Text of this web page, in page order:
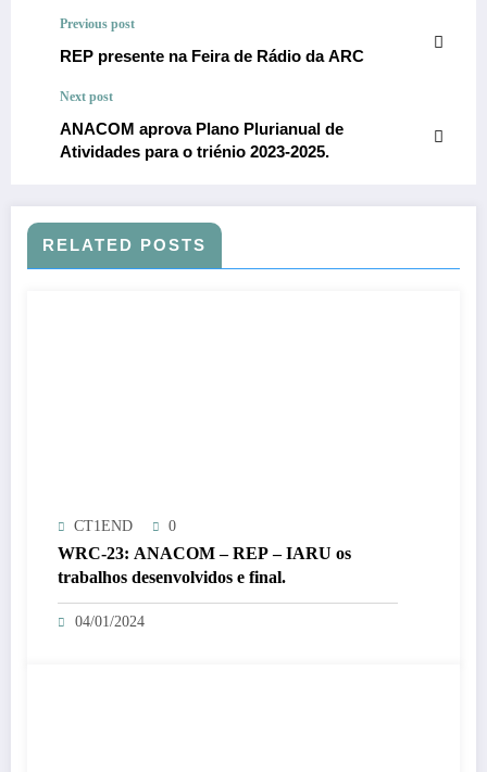
Previous post
REP presente na Feira de Rádio da ARC
Next post
ANACOM aprova Plano Plurianual de
Atividades para o triénio 2023-2025.
RELATED POSTS
CT1END 0
WRC-23: ANACOM – REP – IARU os
trabalhos desenvolvidos e final.
04/01/2024